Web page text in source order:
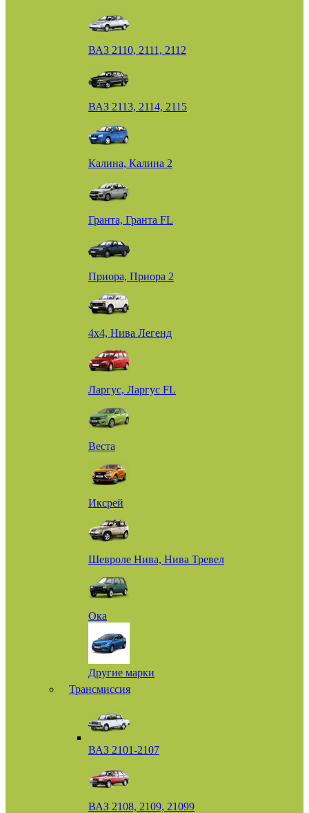
ВАЗ 2110, 2111, 2112
ВАЗ 2113, 2114, 2115
Калина, Калина 2
Гранта, Гранта FL
Приора, Приора 2
4х4, Нива Легенд
Ларгус, Ларгус FL
Веста
Иксрей
Шевроле Нива, Нива Тревел
Ока
Другие марки
Трансмиссия
ВАЗ 2101-2107
ВАЗ 2108, 2109, 21099